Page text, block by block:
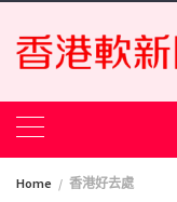
Skip
content
Home 香港好去處